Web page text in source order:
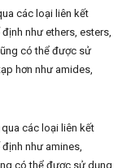
các loại liên kết
như ethers, esters,
có thể được sử
hơn như amides,
các loại liên kết
như amines,
có thể được sử dụng